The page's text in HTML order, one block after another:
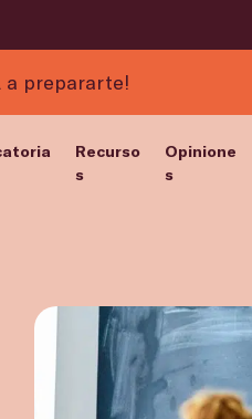
a prepararte!
Recurso
s
Opinione
s